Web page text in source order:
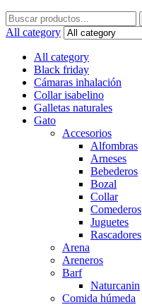
Search
for:
All category
All category
Black friday
Cámaras inhalación
Collar isabelino
Galletas naturales
Gato
Accesorios
Alfombras
Arneses
Bebederos
Bozal
Collar
Comederos
Juguetes
Rascadores
Arena
Areneros
Barf
Naturcanin
Comida húmeda